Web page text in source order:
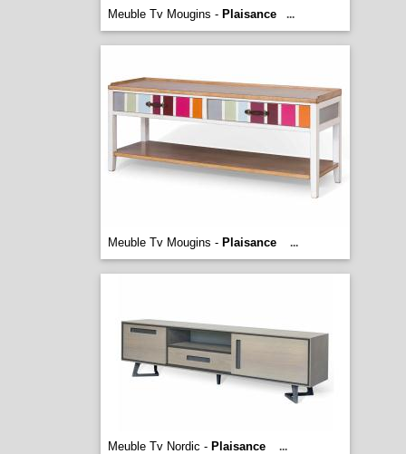
Meuble Tv Mougins - Plaisance ...
Meuble Tv Mougins - Plaisance ...
Meuble Tv Nordic - Plaisance ...